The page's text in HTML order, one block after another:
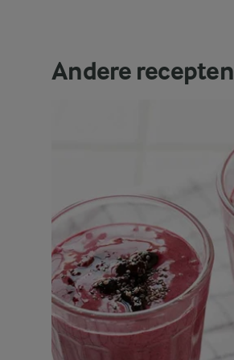
Andere recepten